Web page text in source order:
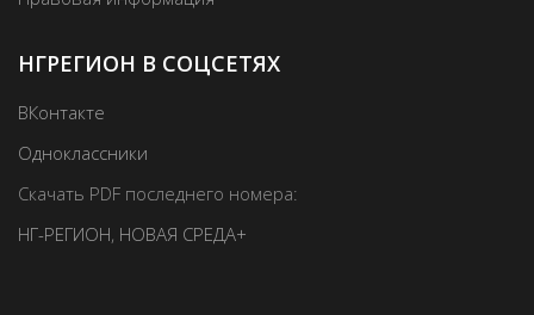
НГРЕГИОН В СОЦСЕТЯХ
ВКонтакте
Одноклассники
Скачать PDF последнего номера:
НГ-РЕГИОН, НОВАЯ СРЕДА+